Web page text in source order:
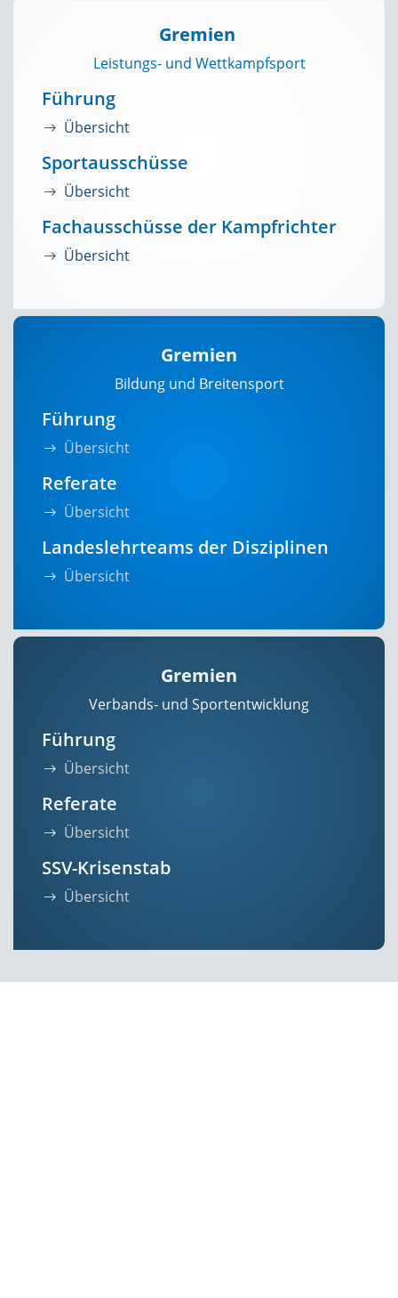
Gremien
Leistungs- und Wettkampfsport
Führung
Übersicht
Sportausschüsse
Übersicht
Fachausschüsse der Kampfrichter
Übersicht
Gremien
Bildung und Breitensport
Führung
Übersicht
Referate
Übersicht
Landeslehrteams der Disziplinen
Übersicht
Gremien
Verbands- und Sportentwicklung
Führung
Übersicht
Referate
Übersicht
SSV-Krisenstab
Übersicht